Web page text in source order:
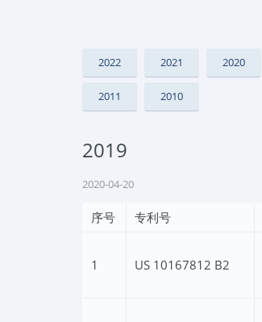
2022 2021 2020
2011 2010
2019
2020-04-20
序号 专利号
1 US 10167812 B2